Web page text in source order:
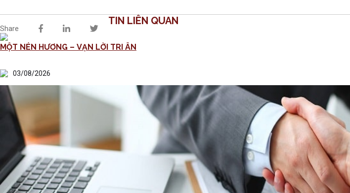
Share
TIN LIÊN QUAN
MỘT NÉN HƯƠNG – VẠN LỜI TRI ÂN
03/08/2026